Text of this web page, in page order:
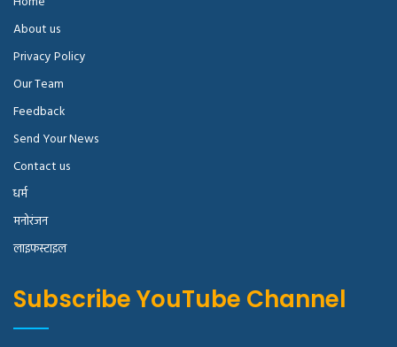
About us
Privacy Policy
Our Team
Feedback
Send Your News
Contact us
धर्म
मनोरंजन
लाइफस्टाइल
Subscribe YouTube Channel